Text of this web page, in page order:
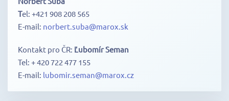
Tel: +421 908 208 565
E-mail: norbert.suba@marox.sk
Kontakt pro ČR: Ľubomír Seman
Tel: + 420 722 477 155
E-mail: lubomir.seman@marox.cz